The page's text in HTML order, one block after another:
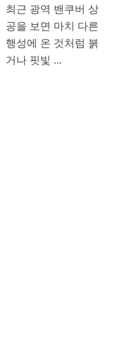
최근 광역 밴쿠버 상
공을 보면 마치 다른
행성에 온 것처럼 붉
거나 핏빛 …